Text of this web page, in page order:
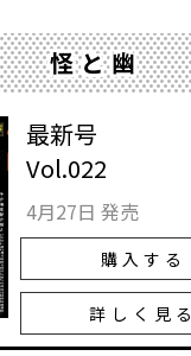
怪と幽
最新号
Vol.022
4月27日 発売
購入する
詳しく見る